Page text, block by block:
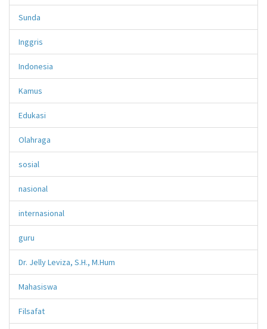
Sunda
Inggris
Indonesia
Kamus
Edukasi
Olahraga
sosial
nasional
internasional
guru
Dr. Jelly Leviza, S.H., M.Hum
Mahasiswa
Filsafat